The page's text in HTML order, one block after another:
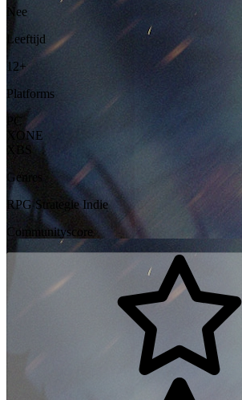
Nee
Leeftijd
12+
Platforms
XONE
XBS
Genres
RPG Strategie Indie
Communityscore